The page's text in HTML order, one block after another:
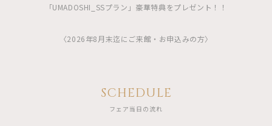
「UMADOSHI_SSプラン」豪華特典をプレゼント！！
〈2026年8月末迄にご来館・お申込みの方〉
SCHEDULE
フェア当日の流れ